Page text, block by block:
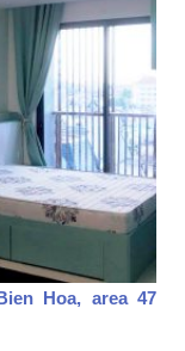
Hoa, area 47